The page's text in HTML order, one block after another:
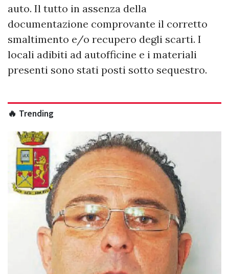
auto. Il tutto in assenza della
documentazione comprovante il corretto
smaltimento e/o recupero degli scarti. I
locali adibiti ad autofficine e i materiali
presenti sono stati posti sotto sequestro.
🔥 Trending